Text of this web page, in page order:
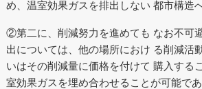
め、温室効果ガスを排出しない 都市構造
②第二に、削減努力を進めても なお不可
出については、他の場所におけ る削減活
いはその削減量に価格を付けて 購入する
室効果ガスを埋め合わせることが可能であ